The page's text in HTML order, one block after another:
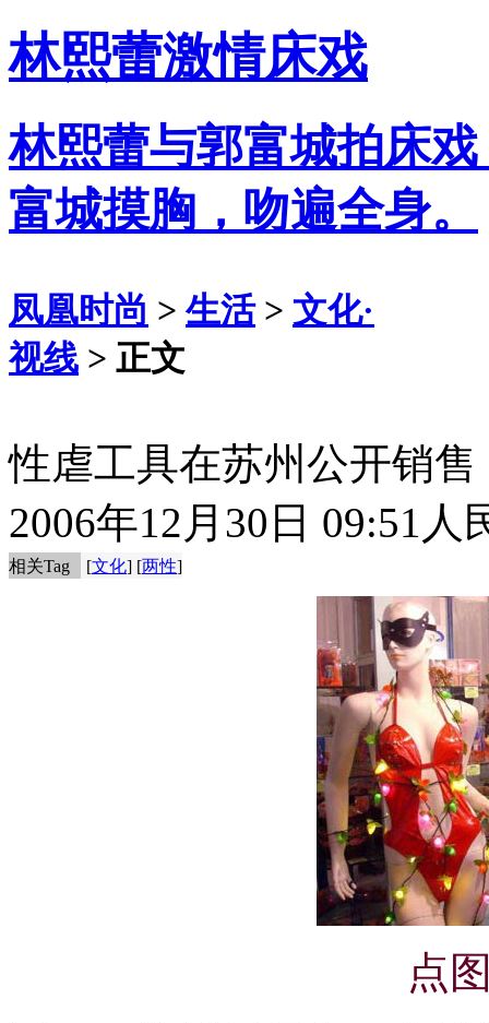
林熙蕾激情床戏
林熙蕾与郭富城拍床
富城摸胸，吻遍全身。
凤凰时尚 >生活> 文化·
视线 > 正文
性虐工具在苏州公开销
2006年12月30日 09:51 人
相关Tag [文化] [两性]
点